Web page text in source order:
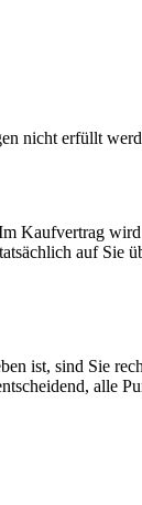
nicht erfüllt
Kaufvertrag
auf Sie
ist, sind Sie
alle